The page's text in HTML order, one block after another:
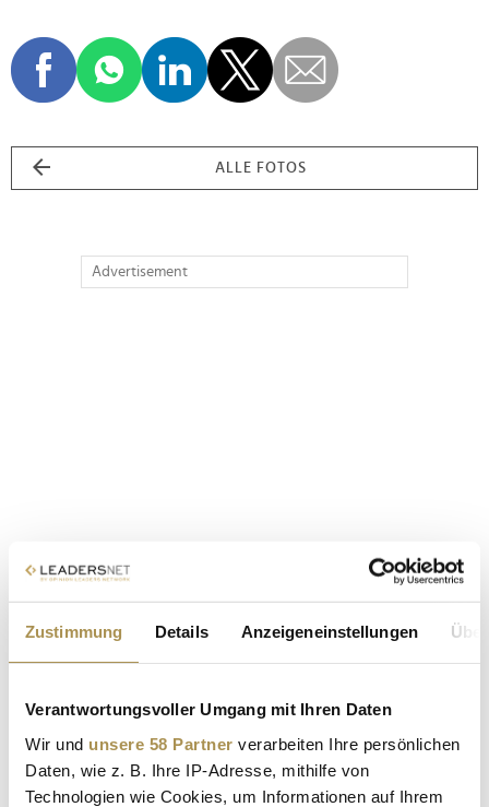
Zustimmung Details Anzeigeneinstellungen
Verantwortungsvoller Umgang mit Ihren Daten
Wir und unsere 58 Partner verarbeiten Ihre persönlichen
Daten, wie z. B. Ihre IP-Adresse, mithilfe von
Technologien wie Cookies, um Informationen auf Ihrem
ALLE FOTOS
Advertisement